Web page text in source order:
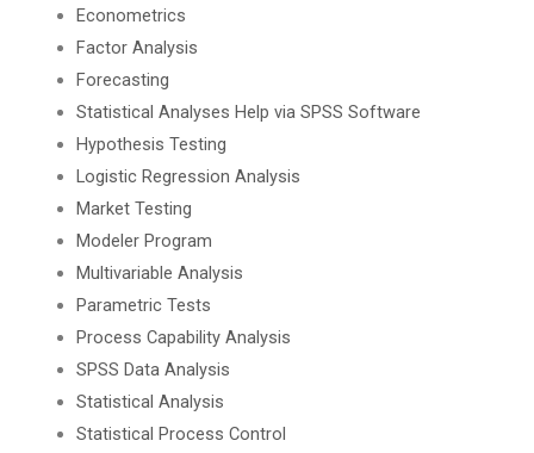
Econometrics
Factor Analysis
Forecasting
Statistical Analyses Help via SPSS Software
Hypothesis Testing
Logistic Regression Analysis
Market Testing
Modeler Program
Multivariable Analysis
Parametric Tests
Process Capability Analysis
SPSS Data Analysis
Statistical Analysis
Statistical Process Control